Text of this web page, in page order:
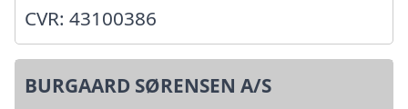
CVR: 43100386
BURGAARD SØRENSEN A/S